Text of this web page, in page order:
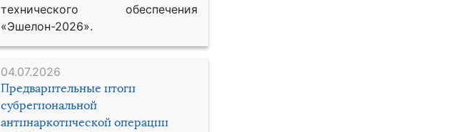
технического обеспечения
«Эшелон-2026».
04.07.2026
Предварительные итоги
субрегиональной
антинаркотической операции